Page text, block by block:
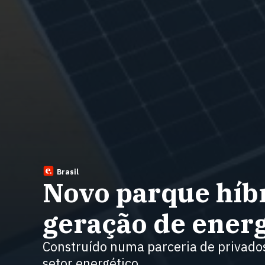
Brasil
Novo parque
geração de
Construído numa parceria de